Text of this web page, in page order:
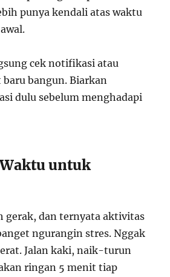
punya kendali atas waktu
cek notifikasi atau
baru bangun. Biarkan
dulu sebelum menghadapi
untuk
gerak, dan ternyata aktivitas
ngurangin stres. Nggak
Jalan kaki, naik-turun
ringan 5 menit tiap